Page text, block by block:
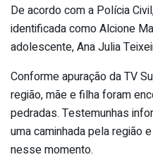
De acordo com a Polícia
identificada como Alcione
adolescente, Ana Julia
Conforme apuração da TV
região, mãe e filha foram
pedradas. Testemunhas
uma caminhada pela região
nesse momento.